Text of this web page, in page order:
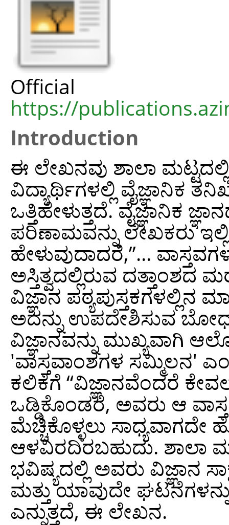
https://
Introduction
ಈ ಲೇಖನವು ಶಾಲಾ ಮಟ್ಟದಲ್ಲಿ
ವಿದ್ಯಾರ್ಥಿಗಳಲ್ಲಿ ವೈಜ್ಞಾನಿಕ
ಒತ್ತಿಹೇಳುತ್ತದೆ. ವೈಜ್ಞಾನಿಕ
ಪರಿಣಾಮವನ್ನು ಲೇಖಕರು
ಹೇಳುವುದಾದರೆ,”...
ಅಸ್ತಿತ್ವದಲ್ಲಿರುವ ದತ್ತಾಂಶದ
ವಿಜ್ಞಾನ
ಅದನ್ನು ಉಪದೇಶಿಸುವ
ವಿಜ್ಞಾನವನ್ನು ಮುಖ್ಯವಾಗಿ
'ವಾಸ್ತವಾಂಶಗಳ ಸಮ್ಮಿಲನ'
ಕಲಿಕೆಗೆ “ವಿಜ್ಞಾನವೆಂದರೆ ಕೇವಲ
ಒಡ್ಡಿಕೊಂಡರೆ, ಅವರು ಆ
ಮೆಚ್ಚಿಕೊಳ್ಳಲು
ಆಳವಿರದಿರಬಹುದು. ಶಾಲಾ
ಭವಿಷ್ಯದಲ್ಲಿ ಅವರು ವಿಜ್ಞಾನ
ಮತ್ತು ಯಾವುದೇ
ಎನ್ನುತ್ತದೆ, ಈ ಲೇಖನ.